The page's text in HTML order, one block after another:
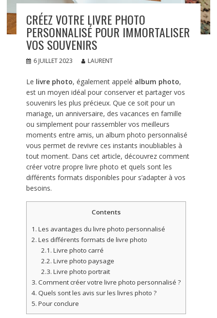
CRÉEZ VOTRE LIVRE PHOTO
PERSONNALISÉ POUR IMMORTALISER
VOS SOUVENIRS
6 JUILLET 2023 LAURENT
Le livre photo, également appelé album photo,
est un moyen idéal pour conserver et partager vos
souvenirs les plus précieux. Que ce soit pour un
mariage, un anniversaire, des vacances en famille
ou simplement pour rassembler vos meilleurs
moments entre amis, un album photo personnalisé
vous permet de revivre ces instants inoubliables à
tout moment. Dans cet article, découvrez comment
créer votre propre livre photo et quels sont les
différents formats disponibles pour s’adapter à vos
besoins.
Contents
1. Les avantages du livre photo personnalisé
2. Les différents formats de livre photo
2.1. Livre photo carré
2.2. Livre photo paysage
2.3. Livre photo portrait
3. Comment créer votre livre photo personnalisé ?
4. Quels sont les avis sur les livres photo ?
5. Pour conclure